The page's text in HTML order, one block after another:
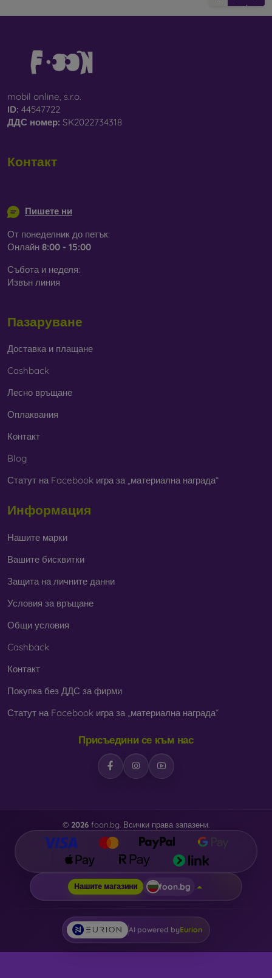
mobil online, s.r.o.
ID: 44547722
ДДС ​​номер: SK2022734318
Контакт
Пишете ни
От понеделник до петък:
Онлайн 8:00 - 15:00
Събота и неделя:
Извън линия
Пазаруване
Доставка и плащане
Cashback
Лесно връщане
Оплаквания
Контакт
Blog
Статут на Facebook игра за „материална награда“
Информация
Нашите марки
Вашите бисквитки
Защита на личните данни
Условия за връщане
Общи условия
Cashback
Контакт
Покупка без ДДС за фирми
Статут на Facebook игра за „материална награда“
Присъедини се към нас
© 2026 foon.bg. Всички права запазени.
Нашите магазини foon.bg
AI powered byEurion